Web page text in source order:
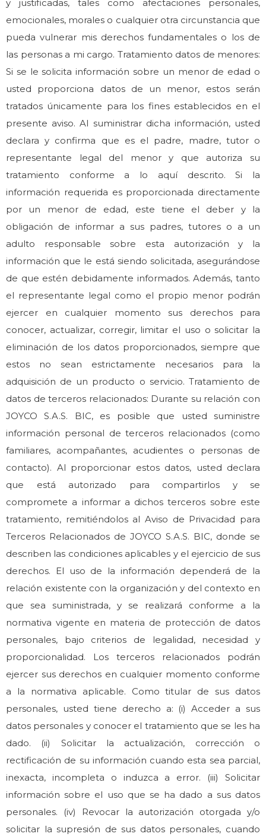
y justificadas, tales como afectaciones personales,
emocionales, morales o cualquier otra circunstancia que
pueda vulnerar mis derechos fundamentales o los de
las personas a mi cargo. Tratamiento datos de menores:
Si se le solicita información sobre un menor de edad o
usted proporciona datos de un menor, estos serán
tratados únicamente para los fines establecidos en el
presente aviso. Al suministrar dicha información, usted
declara y confirma que es el padre, madre, tutor o
representante legal del menor y que autoriza su
tratamiento conforme a lo aquí descrito. Si la
información requerida es proporcionada directamente
por un menor de edad, este tiene el deber y la
obligación de informar a sus padres, tutores o a un
adulto responsable sobre esta autorización y la
información que le está siendo solicitada, asegurándose
de que estén debidamente informados. Además, tanto
el representante legal como el propio menor podrán
ejercer en cualquier momento sus derechos para
conocer, actualizar, corregir, limitar el uso o solicitar la
eliminación de los datos proporcionados, siempre que
estos no sean estrictamente necesarios para la
adquisición de un producto o servicio. Tratamiento de
datos de terceros relacionados: Durante su relación con
JOYCO S.A.S. BIC, es posible que usted suministre
información personal de terceros relacionados (como
familiares, acompañantes, acudientes o personas de
contacto). Al proporcionar estos datos, usted declara
que está autorizado para compartirlos y se
compromete a informar a dichos terceros sobre este
tratamiento, remitiéndolos al Aviso de Privacidad para
Terceros Relacionados de JOYCO S.A.S. BIC, donde se
describen las condiciones aplicables y el ejercicio de sus
derechos. El uso de la información dependerá de la
relación existente con la organización y del contexto en
que sea suministrada, y se realizará conforme a la
normativa vigente en materia de protección de datos
personales, bajo criterios de legalidad, necesidad y
proporcionalidad. Los terceros relacionados podrán
ejercer sus derechos en cualquier momento conforme
a la normativa aplicable. Como titular de sus datos
personales, usted tiene derecho a: (i) Acceder a sus
datos personales y conocer el tratamiento que se les ha
dado. (ii) Solicitar la actualización, corrección o
rectificación de su información cuando esta sea parcial,
inexacta, incompleta o induzca a error. (iii) Solicitar
información sobre el uso que se ha dado a sus datos
personales. (iv) Revocar la autorización otorgada y/o
solicitar la supresión de sus datos personales, cuando